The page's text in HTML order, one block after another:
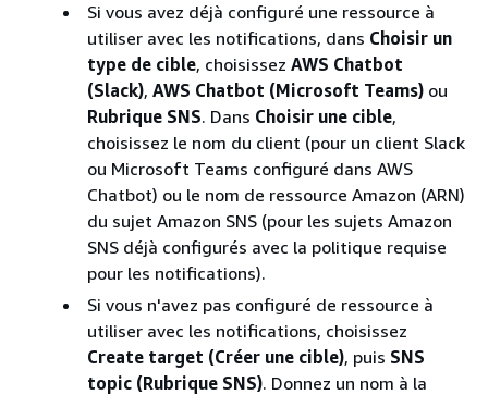
Si vous avez déjà configuré une ressource à
utiliser avec les notifications, dans Choisir un
type de cible, choisissez AWS Chatbot
(Slack), AWS Chatbot (Microsoft Teams) ou
Rubrique SNS. Dans Choisir une cible,
choisissez le nom du client (pour un client Slack
ou Microsoft Teams configuré dans AWS
Chatbot) ou le nom de ressource Amazon (ARN)
du sujet Amazon SNS (pour les sujets Amazon
SNS déjà configurés avec la politique requise
pour les notifications).
Si vous n'avez pas configuré de ressource à
utiliser avec les notifications, choisissez
Create target (Créer une cible), puis SNS
topic (Rubrique SNS). Donnez un nom à la